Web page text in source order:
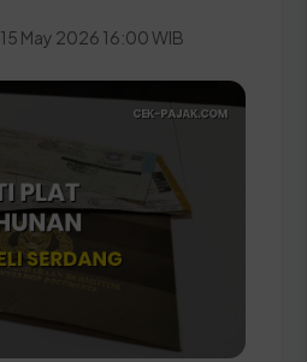
15 May 2026 16:00 WIB